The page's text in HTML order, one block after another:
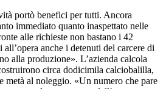
portò benefici per tutti. Ancora
immediato quanto inaspettato nelle
alle richieste non bastano i 42
anche i detenuti del carcere di
alla produzione». L’azienda calcola
circa dodicimila calciobalilla,
metà al noleggio. «Un numero che pare